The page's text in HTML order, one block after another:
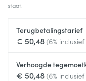
staat.
Terugbetalingstarief
€ 50,48 (6%
Verhoogde
€ 50,48 (6%